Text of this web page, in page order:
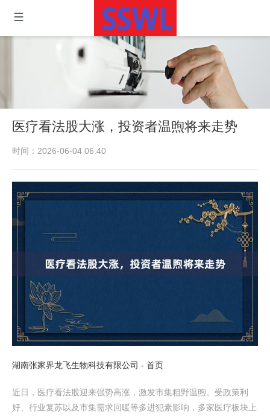
医疗看法股大涨，投资者温煦将来走势
时间：2026-06-04 06:40
湖南张家界龙飞生物科技有限公司 - 首页
近日，医疗看法股迎来强势高涨，激发市集粗野温煦。受政策利
好、行业复苏以及市集需求回暖等多进犯素影响，多家医疗板块上